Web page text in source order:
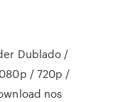
Dublado /
/ 720p /
nos